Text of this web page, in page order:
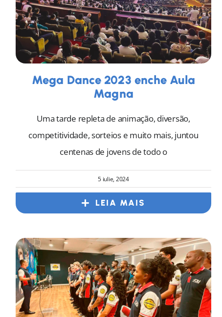
Mega Dance 2023 enche Aula
Magna
Uma tarde repleta de animação, diversão,
competitividade, sorteios e muito mais, juntou
centenas de jovens de todo o
5 iulie, 2024
LEIA MAIS